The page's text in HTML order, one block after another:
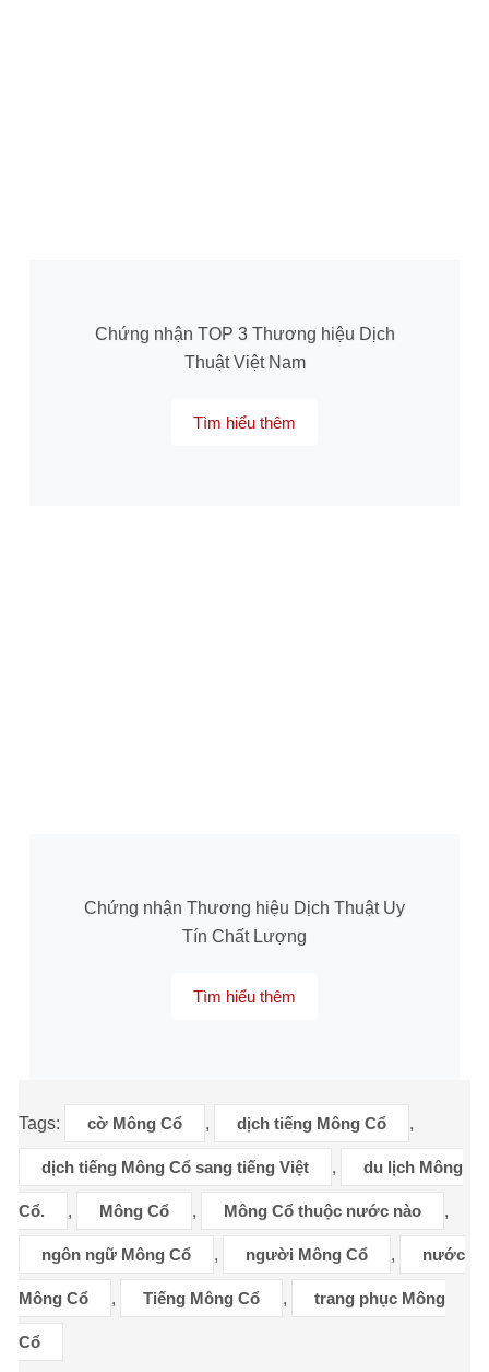
Chứng nhận TOP 3 Thương hiệu Dịch
Thuật Việt Nam
Tìm hiểu thêm
Chứng nhận Thương hiệu Dịch Thuật Uy
Tín Chất Lượng
Tìm hiểu thêm
Tags: cờ Mông Cổ , dịch tiếng Mông Cổ ,
dịch tiếng Mông Cổ sang tiếng Việt , du lịch Mông
Cổ. , Mông Cổ , Mông Cổ thuộc nước nào ,
ngôn ngữ Mông Cổ , người Mông Cổ , nước
Mông Cổ , Tiếng Mông Cổ , trang phục Mông
Cổ